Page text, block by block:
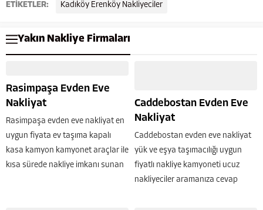
ETİKETLER: Kadıköy Erenköy Nakliyeciler
Yakın Nakliye Firmaları
Rasimpaşa Evden Eve
Nakliyat
Rasimpaşa evden eve nakliyat en
uygun fiyata ev taşıma kapalı
kasa kamyon kamyonet araçlar ile
kısa sürede nakliye imkanı sunan
Caddebostan Evden Eve
Nakliyat
Caddebostan evden eve nakliyat
yük ve eşya taşımacılığı uygun
fiyatlı nakliye kamyoneti ucuz
nakliyeciler aramanıza cevap